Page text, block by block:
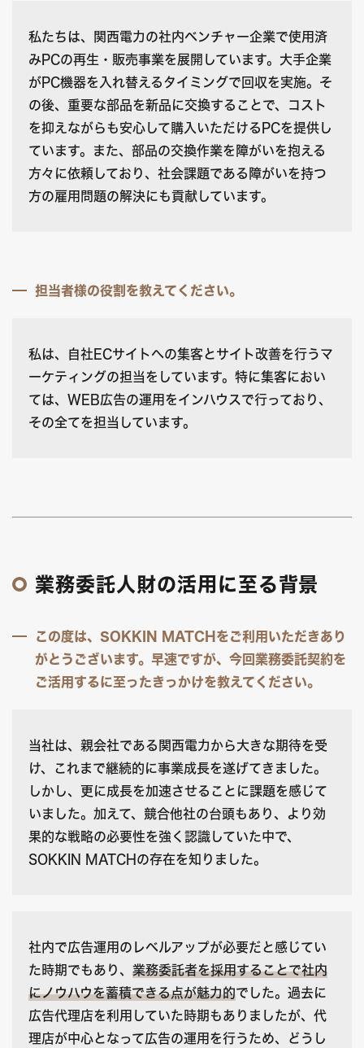
私たちは、関⻄電⼒の社内ベンチャー企業で使⽤済
みPCの再⽣・販売事業を展開しています。大手企業
がPC機器を入れ替えるタイミングで回収を実施。そ
の後、重要な部品を新品に交換することで、コスト
を抑えながらも安⼼して購入いただけるPCを提供し
ています。また、部品の交換作業を障がいを抱える
⽅々に依頼しており、社会課題である障がいを持つ
⽅の雇⽤問題の解決にも貢献しています。
担当者様の役割を教えてください。
私は、自社ECサイトへの集客とサイト改善を行うマ
ーケティングの担当をしています。特に集客におい
ては、WEB広告の運用をインハウスで行っており、
その全てを担当しています。
業務委託人財の活用に至る背景
この度は、SOKKIN MATCHをご利用いただきあり
がとうございます。早速ですが、今回業務委託契約を
ご活用するに至ったきっかけを教えてください。
当社は、親会社である関西電力から大きな期待を受
け、これまで継続的に事業成長を遂げてきました。
しかし、更に成長を加速させることに課題を感じて
いました。加えて、競合他社の台頭もあり、より効
果的な戦略の必要性を強く認識していた中で、
SOKKIN MATCHの存在を知りました。
社内で広告運用のレベルアップが必要だと感じてい
た時期でもあり、 業務委託者を採用することで社内
にノウハウを蓄積できる点が魅力的でした。過去に
広告代理店を利用していた時期もありましたが、代
理店が中心となって広告の運用を行うため、どうし